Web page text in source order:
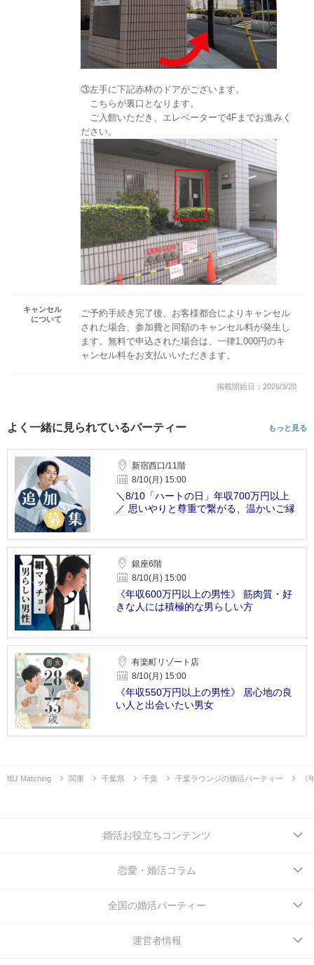
③左手に下記赤枠のドアがございます。
こちらが裏口となります。
ご入館いただき、エレベーターで4Fまでお進みく
ださい。
キャンセル
について
ご予約手続き完了後、お客様都合によりキャンセル
された場合、参加費と同額のキャンセル料が発生し
ます。無料で申込された場合は、一律1,000円のキ
ャンセル料をお支払いいただきます。
掲載開始日：2026/3/20
よく一緒に見られているパーティー もっと見る
新宿西口/11階
8/10(月) 15:00
＼8/10「ハートの日」年収700万円以上
／ 思いやりと尊重で繋がる、温かいご縁
銀座6階
8/10(月) 15:00
《年収600万円以上の男性》 筋肉質・好
きな人には積極的な男らしい方
有楽町リゾート店
8/10(月) 15:00
《年収550万円以上の男性》 居心地の良
い人と出会いたい男女
IBJ Matching 関東 千葉県 千葉 千葉ラウンジの婚活パーティー 《
婚活お役立ちコンテンツ
恋愛・婚活コラム
全国の婚活パーティー
運営者情報